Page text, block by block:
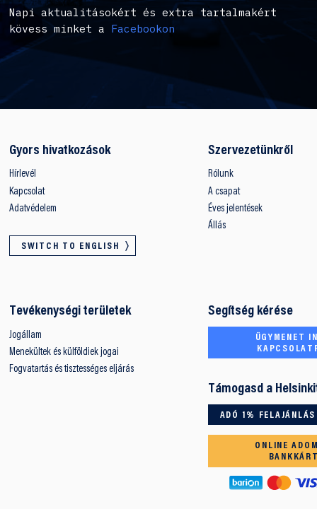
Napi aktualitásokért és extra tartalmakért
kövess minket a Facebookon
Gyors hivatkozások
Hírlevél
Kapcsolat
Adatvédelem
SWITCH TO ENGLISH
Szervezetünkről
Rólunk
A csapat
Éves jelentések
Állás
Tevékenységi területek
Jogállam
Menekültek és külföldiek jogai
Fogvatartás és tisztességes eljárás
Segítség kérése
ÜGYMENET
Támogasd a
ADÓ 1% FELAJÁNLÁS
ONLINE